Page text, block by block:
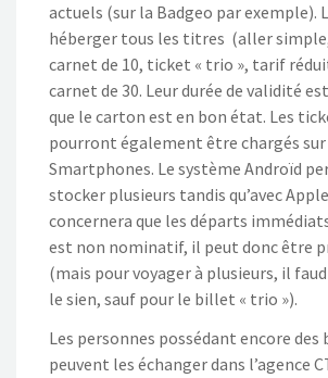
actuels (sur la Badgeo par exemple).
héberger tous les titres (aller
carnet de 10, ticket « trio », tarif
carnet de 30. Leur durée de validité
que le carton est en bon état. Les
pourront également être chargés sur
Smartphones. Le système Androïd
stocker plusieurs tandis qu’avec
concernera que les départs
est non nominatif, il peut donc être
(mais pour voyager à plusieurs, il
le sien, sauf pour le billet « trio »).
Les personnes possédant encore
peuvent les échanger dans l’agence